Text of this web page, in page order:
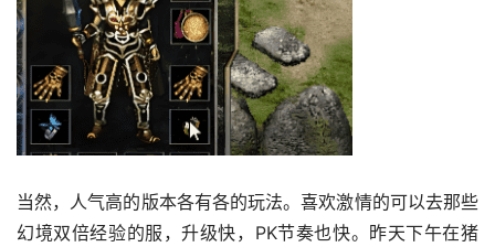
当然，人气高的版本各有各的玩法。喜欢激情的可以去那些
幻境双倍经验的服，升级快，PK节奏也快。昨天下午在猪